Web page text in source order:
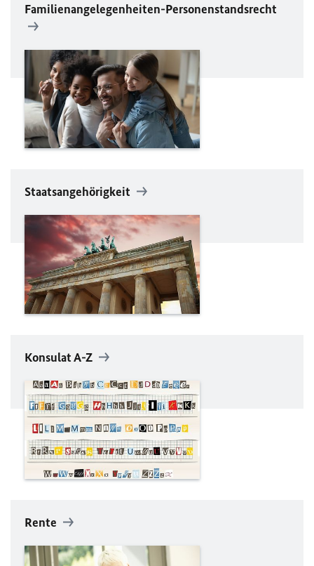
Familienangelegenheiten-Personenstandsrecht
Staatsangehörigkeit
Konsulat A-Z
Rente